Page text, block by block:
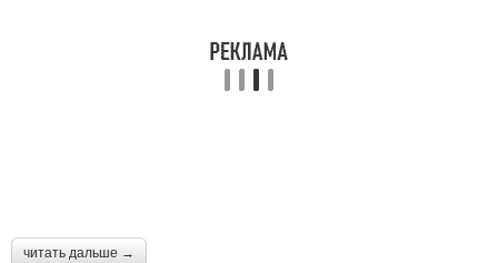
читать дальше →